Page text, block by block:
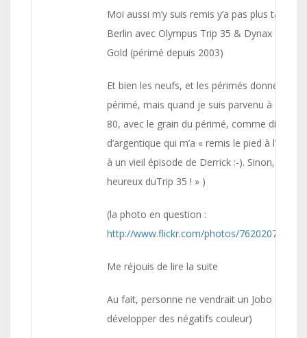
Moi aussi m’y suis remis y’a pas plus tard
Berlin avec Olympus Trip 35 & Dynax 7000i,
Gold (périmé depuis 2003)
Et bien les neufs, et les périmés donnent
périmé, mais quand je suis parvenu à
80, avec le grain du périmé, comme dirait
d’argentique qui m’a « remis le pied à
à un vieil épisode de Derrick :-). Sinon,
heureux duTrip 35 ! » )
(la photo en question :
http://www.flickr.com/photos/
Me réjouis de lire la suite
Au fait, personne ne vendrait un Jobo CPE2
développer des négatifs couleur)